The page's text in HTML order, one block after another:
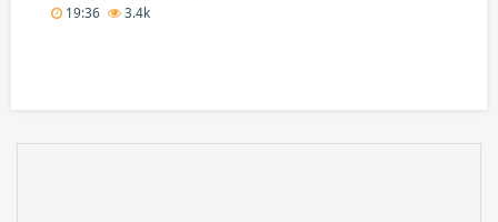
19:36
3.4k